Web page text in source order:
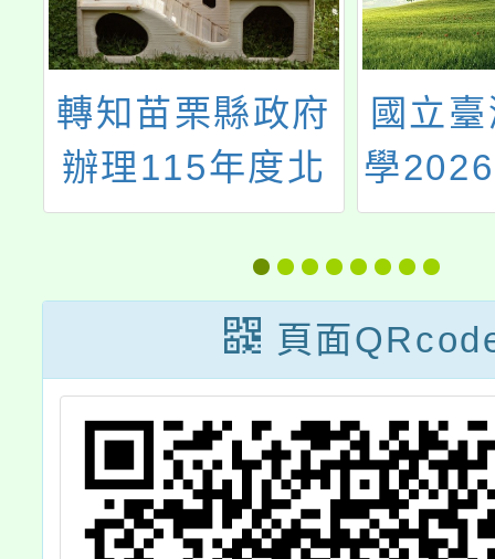
轉知苗栗縣政府
辦理115年度北
臺八縣市「校園
短影音徵選活動-
情緒守門員」簡
章及活動海報，
歡迎學生踴躍報
名參加。
國立
學
「金塑
我不
頁面